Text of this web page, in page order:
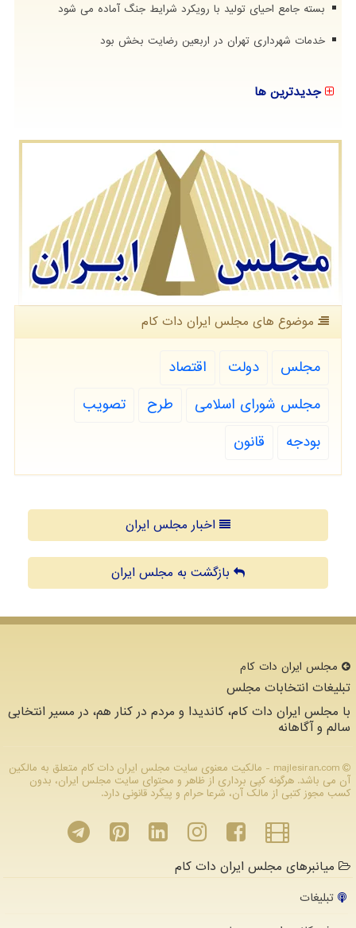
بسته جامع احیای تولید با رویکرد شرایط جنگ آماده می شود
خدمات شهرداری تهران در اربعین رضایت بخش بود
جدیدترین ها
موضوع های مجلس ایران دات كام
مجلس دولت
اقتصاد
مجلس شورای اسلامی
طرح
تصویب
بودجه
قانون
اخبار مجلس ایران
بازگشت به مجلس ایران
مجلس ایران دات كام
تبلیغات انتخابات مجلس
با مجلس ایران دات کام، کاندیدا و مردم در کنار هم، در مسیر انتخابی
سالم و آگاهانه
majlesiran.com - مالکیت معنوی سایت مجلس ایران دات كام متعلق به مالکین
آن می باشد. هرگونه کپی برداری از ظاهر و محتوای سایت مجلس ایران، بدون
کسب مجوز کتبی از مالک آن، شرعا حرام و پیگرد قانونی دارد.
میانبرهای مجلس ایران دات کام
تبلیغات